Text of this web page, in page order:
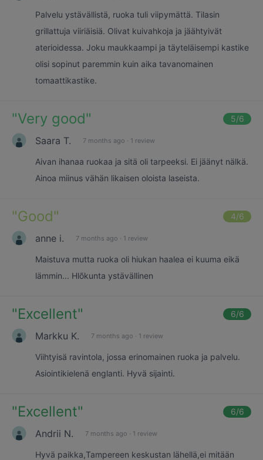
Palvelu ystävällistä, ruoka tuli viipymättä. Tilasin
grillattuja viiriäisiä. Olivat kuivahkoja ja jäähtyivät
aterioidessa. Joku maukkaampi ja täyteläisempi kastike
olisi sopinut paremmin kuin aika tavanomainen
tomaattikastike.
"Very good" 5/6
Saara T. 7 months ago · 1 review
Aivan ihanaa ruokaa ja sitä oli tarpeeksi. Ei jäänyt nälkä.
Ainoa miinus vähän likaisen oloista laseista.
"Good" 4/6
anne i. 7 months ago · 1 review
Maistuva mutta ruoka oli hiukan haalea ei kuuma eikä
lämmin... Hlõkunta ystävällinen
"Excellent" 6/6
Markku K. 7 months ago · 1 review
Viihtyisä ravintola, jossa erinomainen ruoka ja palvelu.
Asiointikielenä englanti. Hyvä sijainti.
"Excellent" 6/6
Andrii N. 7 months ago · 1 review
Hyvä paikka,Tampereen keskustan lähellä,ei mitään